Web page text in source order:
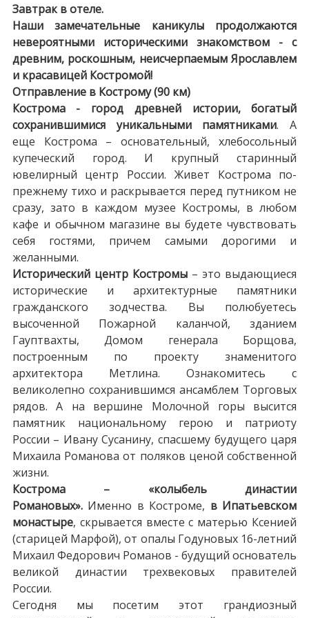
Завтрак в отеле.
Наши замечательные каникулы продолжаются
невероятными историческими знакомством - с
древним, роскошным, неисчерпаемым Ярославлем
и красавицей Костромой!
Отправление в Кострому (90 км)
Кострома - город древней истории, богатый
сохранившимися уникальными памятниками. А
еще Кострома – основательный, хлебосольный
купеческий город. И крупный старинный
ювелирный центр России. Живет Кострома по-
прежнему тихо и раскрывается перед путником не
сразу, зато в каждом музее Костромы, в любом
кафе и обычном магазине вы будете чувствовать
себя гостями, причем самыми дорогими и
желанными.
Исторический центр Костромы– это выдающиеся
исторические и архитектурные памятники
гражданского зодчества. Вы полюбуетесь
высоченной Пожарной каланчой, зданием
Гауптвахты, Домом генерала Борщова,
построенным по проекту знаменитого
архитектора Метлина. Ознакомитесь с
великолепно сохранившимся ансамблем Торговых
рядов. А на вершине Молочной горы высится
памятник национальному герою и патриоту
России – Ивану Сусанину, спасшему будущего царя
Михаила Романова от поляков ценой собственной
жизни.
Кострома – «колыбель династии
Романовых».Именно в Костроме, в Ипатьевском
монастыре, скрывается вместе с матерью Ксенией
(старицей Марфой), от опалы Годуновых 16-летний
Михаил Федорович Романов - будущий основатель
великой династии трехвековых правителей
России.
Сегодня мы посетим этот грандиозный